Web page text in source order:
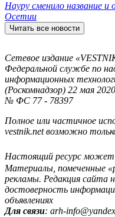
Науру сменило название
Осетии
Читать все новости
Сетевое издание
Федеральной службе по
информационных
(Роскомнадзор) 22 мая
№ ФС 77 - 78397
Полное или частичное
vestnik.net возможно
Настоящий ресурс
Материалы, помеченные
рекламы. Редакция сайта
достоверность
объявлениях
Для связи: arh-